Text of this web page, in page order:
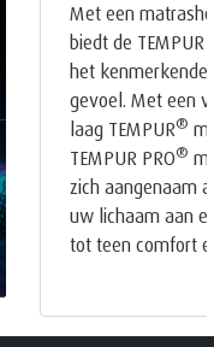
Met een
biedt de TEMPUR
het kenmerkende
gevoel. Met een
laag TEMPUR®
TEMPUR PRO®
zich aangenaam
uw lichaam aan
tot teen comfort